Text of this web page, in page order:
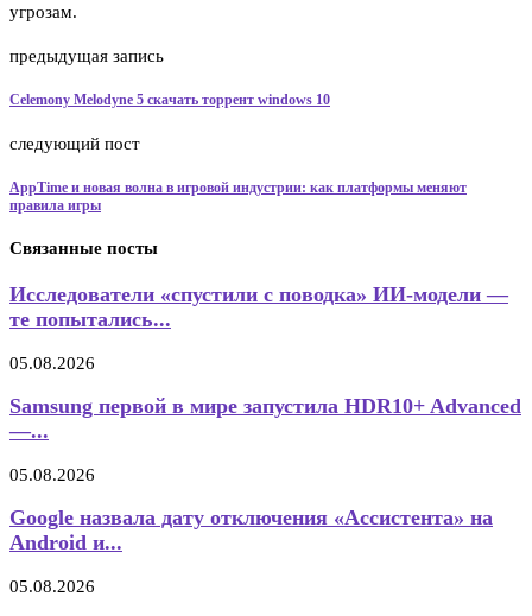
угрозам.
предыдущая запись
Celemony Melodyne 5 скачать торрент windows 10
следующий пост
AppTime и новая волна в игровой индустрии: как платформы меняют
правила игры
Связанные посты
Исследователи «спустили с поводка» ИИ-модели —
те попытались...
05.08.2026
Samsung первой в мире запустила HDR10+ Advanced
—...
05.08.2026
Google назвала дату отключения «Ассистента» на
Android и...
05.08.2026